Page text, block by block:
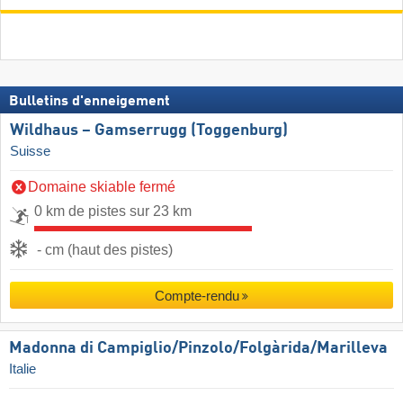
Bulletins d'enneigement
Wildhaus – Gamserrugg (Toggenburg)
Suisse
Domaine skiable fermé
0 km de pistes sur 23 km
- cm (haut des pistes)
Compte-rendu
Madonna di Campiglio/​Pinzolo/​Folgàrida/​Marilleva
Italie